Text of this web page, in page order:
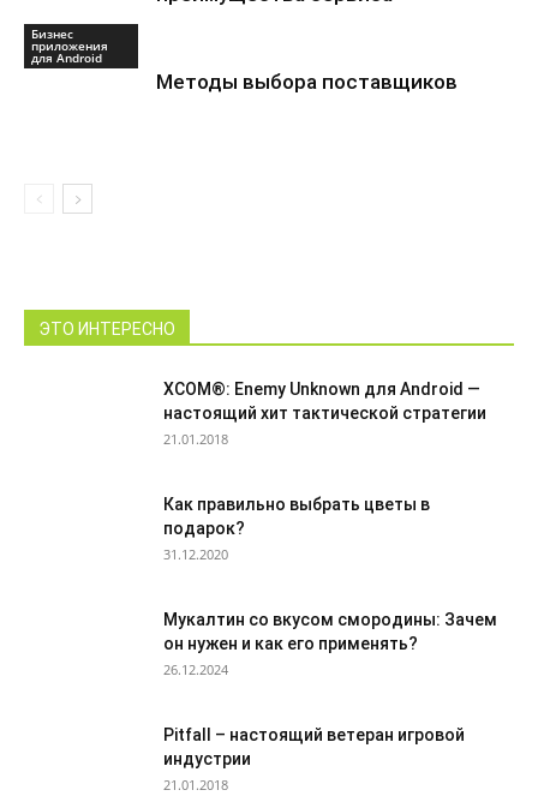
Бизнес
приложения
для Android
Методы выбора поставщиков
ЭТО ИНТЕРЕСНО
XCOM®: Enemy Unknown для Android —
настоящий хит тактической стратегии
21.01.2018
Как правильно выбрать цветы в
подарок?
31.12.2020
Мукалтин со вкусом смородины: Зачем
он нужен и как его применять?
26.12.2024
Pitfall – настоящий ветеран игровой
индустрии
21.01.2018